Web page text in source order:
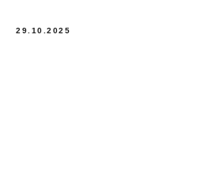
29.10.2025